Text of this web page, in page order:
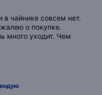
чайнике совсем нет.
о покупке.
много уходит. Чем